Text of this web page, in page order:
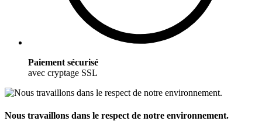
Paiement sécurisé
avec cryptage SSL
Nous travaillons dans le respect de notre environnement.